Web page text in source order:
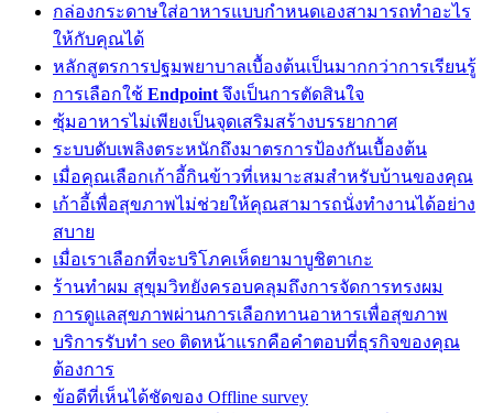
กล่องกระดาษใส่อาหารแบบกำหนดเองสามารถทำอะไร
ให้กับคุณได้
หลักสูตรการปฐมพยาบาลเบื้องต้นเป็นมากกว่าการเรียนรู้
การเลือกใช้ Endpoint จึงเป็นการตัดสินใจ
ซุ้มอาหารไม่เพียงเป็นจุดเสริมสร้างบรรยากาศ
ระบบดับเพลิงตระหนักถึงมาตรการป้องกันเบื้องต้น
เมื่อคุณเลือกเก้าอี้กินข้าวที่เหมาะสมสำหรับบ้านของคุณ
เก้าอี้เพื่อสุขภาพไม่ช่วยให้คุณสามารถนั่งทำงานได้อย่าง
สบาย
เมื่อเราเลือกที่จะบริโภคเห็ดยามาบูชิตาเกะ
ร้านทำผม สุขุมวิทยังครอบคลุมถึงการจัดการทรงผม
การดูแลสุขภาพผ่านการเลือกทานอาหารเพื่อสุขภาพ
บริการรับทำ seo ติดหน้าแรกคือคำตอบที่ธุรกิจของคุณ
ต้องการ
ข้อดีที่เห็นได้ชัดของ Offline survey